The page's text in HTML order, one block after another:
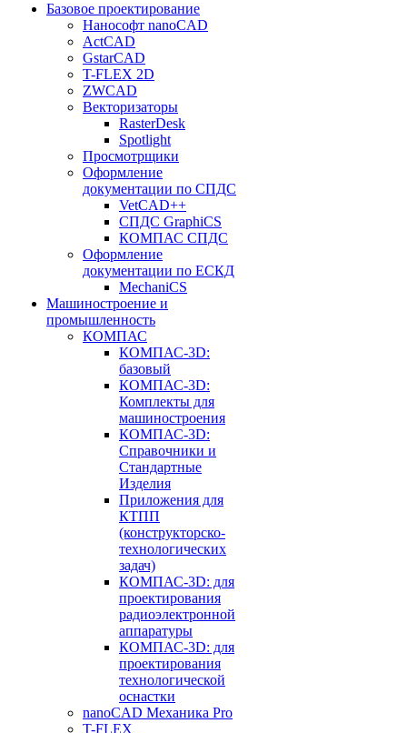
Базовое проектирование
Нанософт nanoCAD
ActCAD
GstarCAD
T-FLEX 2D
ZWCAD
Векторизаторы
RasterDesk
Spotlight
Просмотрщики
Оформление
документации по СПДС
VetCAD++
СПДС GraphiCS
КОМПАС СПДС
Оформление
документации по ЕСКД
MechaniCS
Машиностроение и
промышленность
КОМПАС
КОМПАС-3D:
базовый
КОМПАС-3D:
Комплекты для
машиностроения
КОМПАС-3D:
Справочники и
Стандартные
Изделия
Приложения для
КТПП
(конструкторско-
технологических
задач)
КОМПАС-3D: для
проектирования
радиоэлектронной
аппаратуры
КОМПАС-3D: для
проектирования
технологической
оснастки
nanoCAD Механика Pro
T-FLEX